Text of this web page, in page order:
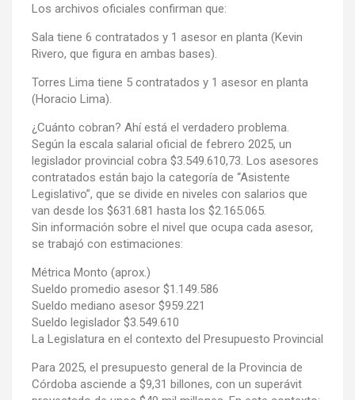
Los archivos oficiales confirman que:
Sala tiene 6 contratados y 1 asesor en planta (Kevin
Rivero, que figura en ambas bases).
Torres Lima tiene 5 contratados y 1 asesor en planta
(Horacio Lima).
¿Cuánto cobran? Ahí está el verdadero problema.
Según la escala salarial oficial de febrero 2025, un
legislador provincial cobra $3.549.610,73. Los asesores
contratados están bajo la categoría de “Asistente
Legislativo”, que se divide en niveles con salarios que
van desde los $631.681 hasta los $2.165.065.
Sin información sobre el nivel que ocupa cada asesor,
se trabajó con estimaciones:
Métrica Monto (aprox.)
Sueldo promedio asesor $1.149.586
Sueldo mediano asesor $959.221
Sueldo legislador $3.549.610
La Legislatura en el contexto del Presupuesto Provincial
Para 2025, el presupuesto general de la Provincia de
Córdoba asciende a $9,31 billones, con un superávit